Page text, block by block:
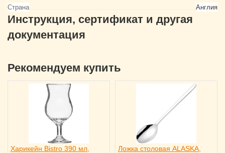
Страна
Англия
Инструкция, сертификат и другая
документация
Рекомендуем купить
Харикейн Bistro 390 мл,
Ложка столовая ALASKA,